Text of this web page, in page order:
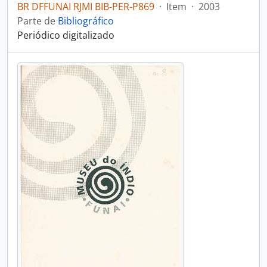
BR DFFUNAI RJMI BIB-PER-P869 · Item · 2003
Parte de Bibliográfico
Periódico digitalizado